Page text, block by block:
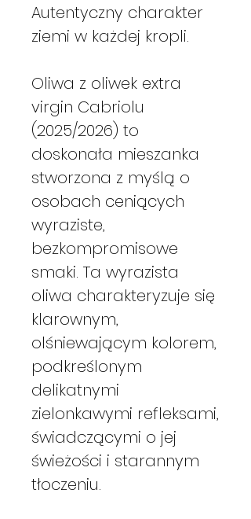
Autentyczny charakter
ziemi w każdej kropli.
Oliwa z oliwek extra
virgin Cabriolu
(2025/2026) to
doskonała mieszanka
stworzona z myślą o
osobach ceniących
wyraziste,
bezkompromisowe
smaki. Ta wyrazista
oliwa charakteryzuje się
klarownym,
olśniewającym kolorem,
podkreślonym
delikatnymi
zielonkawymi refleksami,
świadczącymi o jej
świeżości i starannym
tłoczeniu.